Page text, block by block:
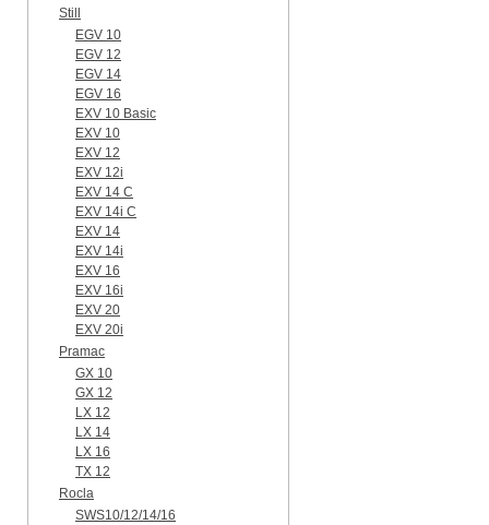
Still
EGV 10
EGV 12
EGV 14
EGV 16
EXV 10 Basic
EXV 10
EXV 12
EXV 12i
EXV 14 C
EXV 14i C
EXV 14
EXV 14i
EXV 16
EXV 16i
EXV 20
EXV 20i
Pramac
GX 10
GX 12
LX 12
LX 14
LX 16
TX 12
Rocla
SWS10/12/14/16